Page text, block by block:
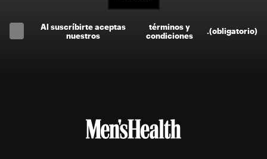
Al suscríbirte aceptas
nuestros
términos y
condiciones
.(obligatorio)